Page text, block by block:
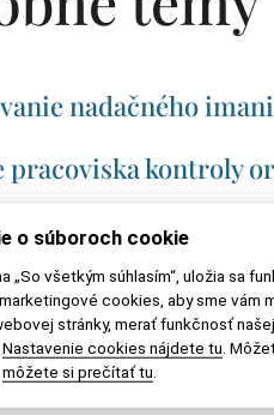
nadačného
pracoviska kontroly
opatrovateľskú
pri dedení zo
nevrátenú
o súboroch cookie
„So všetkým súhlasím“, uložia sa
cookies, aby sme vám
stránky, merať funkčnosť
Nastavenie cookies nájdete tu .
môžete si prečítať tu